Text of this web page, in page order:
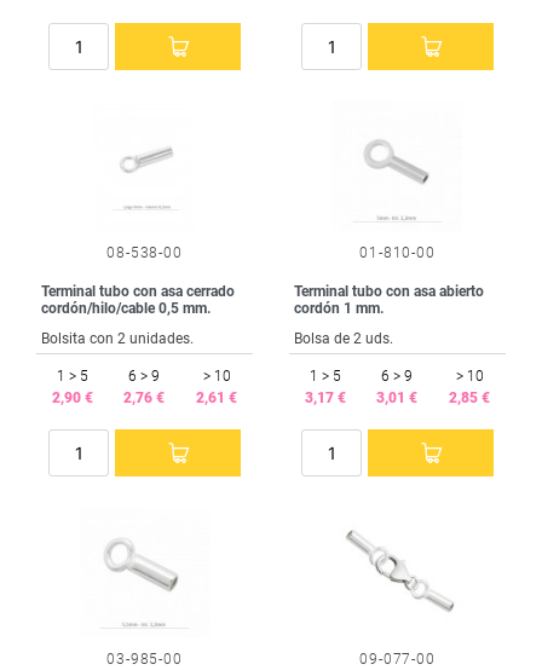
08-538-00
Terminal tubo con asa cerrado
cordón/hilo/cable 0,5 mm.
Bolsita con 2 unidades.
1 > 5
2,90 €
6 > 9
2,76 €
> 10
2,61 €
01-810-00
Terminal tubo con asa abierto
cordón 1 mm.
Bolsa de 2 uds.
1 > 5
3,17 €
6 > 9
3,01 €
> 10
2,85 €
03-985-00 09-077-00